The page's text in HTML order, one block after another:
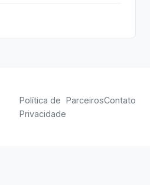
Política de
Privacidade
ParceirosContato